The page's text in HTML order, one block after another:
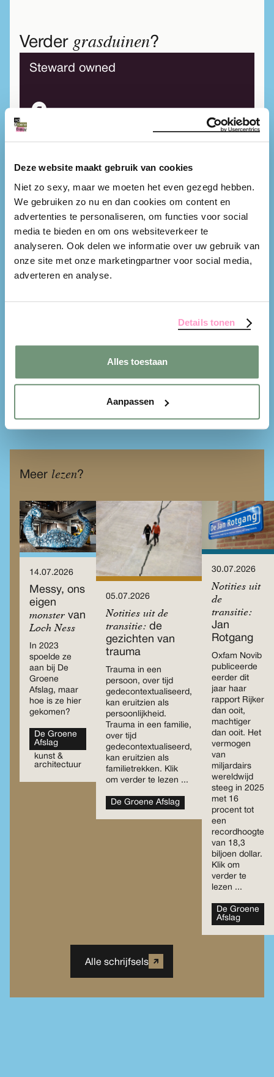
Deze website maakt gebruik van cookies
Niet zo sexy, maar we moeten het even gezegd hebben.
We gebruiken zo nu en dan cookies om content en
advertenties te personaliseren, om functies voor social
media te bieden en om ons websiteverkeer te
analyseren. Ook delen we informatie over uw gebruik van
onze site met onze marketingpartner voor social media,
adverteren en analyse.
Details tonen
Alles toestaan
Aanpassen
Verder grasduinen?
Steward owned
B Corp
Meer lezen?
14.07.2026
Messy, ons
eigen
monster van
Loch Ness
In 2023
spoelde ze
aan bij De
Groene
Afslag, maar
hoe is ze hier
gekomen?
De Groene
Afslag
kunst &
architectuur
05.07.2026
Notities uit de
transitie: de
gezichten van
trauma
Trauma in een
persoon, over tijd
gedecontextualiseerd,
kan eruitzien als
persoonlijkheid.
Trauma in een familie,
over tijd
gedecontextualiseerd,
kan eruitzien als
familietrekken. Klik
om verder te lezen ...
De Groene Afslag
30.07.2026
Notities uit
de
transitie:
Jan
Rotgang
Oxfam Novib
publiceerde
eerder dit
jaar haar
rapport Rijker
dan ooit,
machtiger
dan ooit. Het
vermogen
van
miljardairs
wereldwijd
steeg in 2025
met 16
procent tot
een
recordhoogte
van 18,3
biljoen dollar.
Klik om
verder te
lezen ...
De Groene
Afslag
Alle schrijfsels